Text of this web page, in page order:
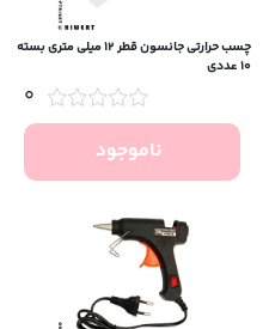
چسب حرارتی جانسون قطر 12 میلی متری بسته
10 عددی
0
ناموجود